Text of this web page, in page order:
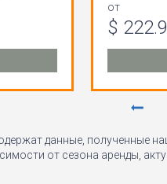
от
$
данные, полученные
от сезона аренды,